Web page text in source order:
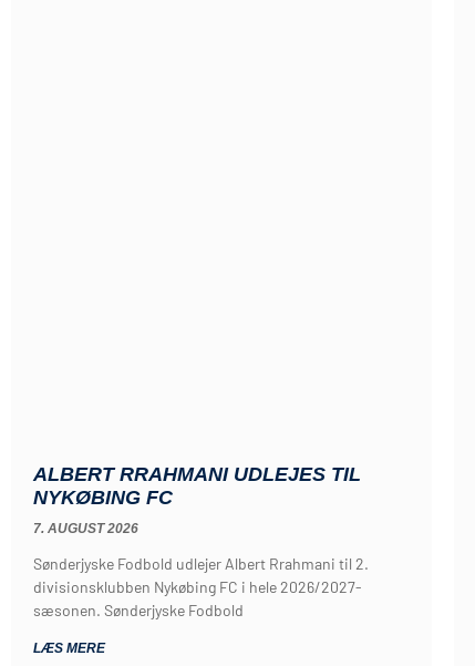
ALBERT RRAHMANI UDLEJES TIL
NYKØBING FC
7. AUGUST 2026
Sønderjyske Fodbold udlejer Albert Rrahmani til 2.
divisionsklubben Nykøbing FC i hele 2026/2027-
sæsonen. Sønderjyske Fodbold
LÆS MERE